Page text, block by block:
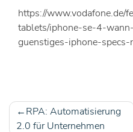
https://www.vodafone.de/
tablets/iphone-se-4-
guenstiges-iphone-specs-
RPA: Automatisierung
2.0 für Unternehmen